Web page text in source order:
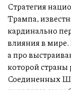
Стратегия
Трампа,
кардинально
влияния в
а про
которой страны
Соединенных